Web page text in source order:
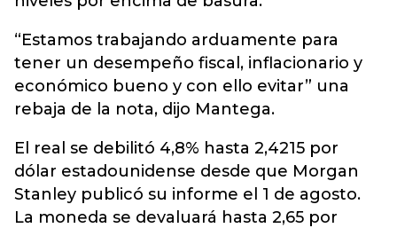
“Estamos trabajando arduamente para
tener un desempeño fiscal, inflacionario y
económico bueno y con ello evitar” una
rebaja de la nota, dijo Mantega.
El real se debilitó 4,8% hasta 2,4215 por
dólar estadounidense desde que Morgan
Stanley publicó su informe el 1 de agosto.
La moneda se devaluará hasta 2,65 por